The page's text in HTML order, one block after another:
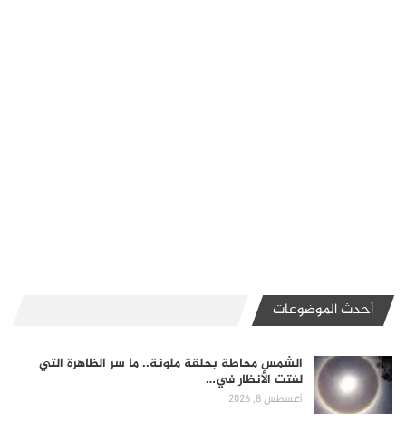
أحدث الموضوعات
الشمس محاطة بحلقة ملونة.. ما سر الظاهرة التي
لفتت الأنظار في…
أغسطس 8, 2026